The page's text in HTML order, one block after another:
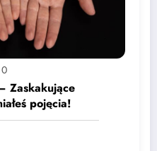
0
Zaskakujące
pojęcia!